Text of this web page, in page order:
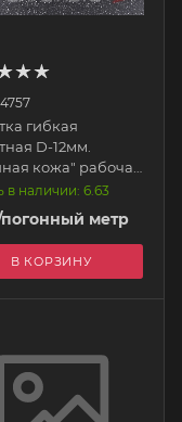
гибкая
D-12мм.
кожа" рабочая
(-50°С-
в наличии: 6.63
метр
В КОРЗИНУ